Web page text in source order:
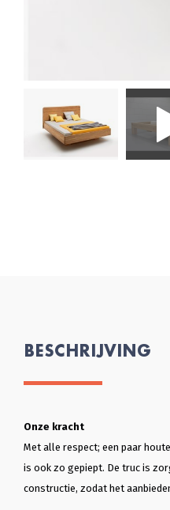
BESCHRIJVING
Onze kracht
Met alle respect; een paar
is ook zo gepiept. De truc is
constructie, zodat het